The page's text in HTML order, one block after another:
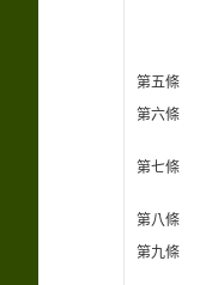
第五條
第六條
第七條
第八條
第九條